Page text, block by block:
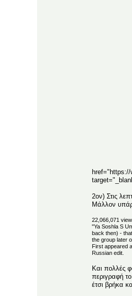
2ον) Στις
Μάλλον
22,066,071
"Ya Soshla S
back then) -
the group later
First appeared
Russian edit.
Και πολλές
περιγραφή
έτσι βρήκα